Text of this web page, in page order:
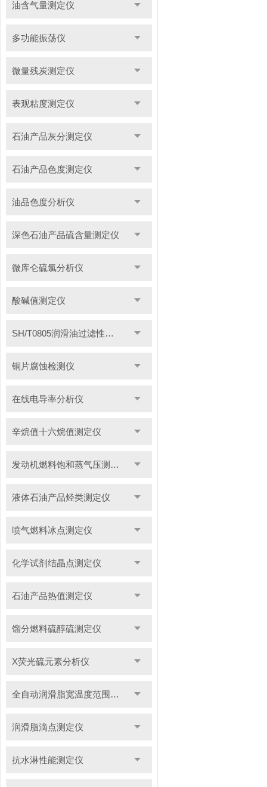
油含气量测定仪
多功能振荡仪
微量残炭测定仪
表观粘度测定仪
石油产品灰分测定仪
石油产品色度测定仪
油品色度分析仪
深色石油产品硫含量测定仪
微库仑硫氯分析仪
酸碱值测定仪
SH/T0805润滑油过滤性测定仪
铜片腐蚀检测仪
在线电导率分析仪
辛烷值十六烷值测定仪
发动机燃料饱和蒸气压测定仪
液体石油产品烃类测定仪
喷气燃料冰点测定仪
化学试剂结晶点测定仪
石油产品热值测定仪
馏分燃料硫醇硫测定仪
X荧光硫元素分析仪
全自动润滑脂宽温度范围滴点测定仪
润滑脂滴点测定仪
抗水淋性能测定仪